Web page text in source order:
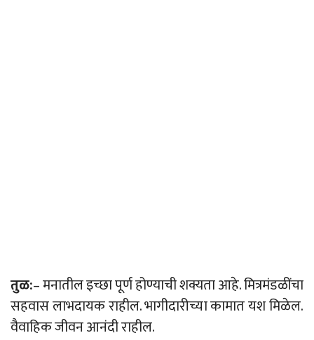
तुळ:– मनातील इच्छा पूर्ण होण्याची शक्यता आहे. मित्रमंडळींचा
सहवास लाभदायक राहील. भागीदारीच्या कामात यश मिळेल.
वैवाहिक जीवन आनंदी राहील.